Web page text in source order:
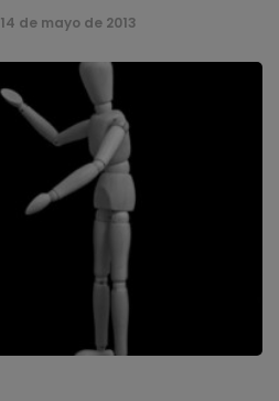
14 de mayo de 2013